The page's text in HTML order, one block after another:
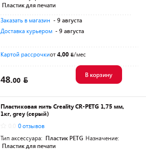
Пластик для печати
Заказать в магазин - 9 августа
Доставка курьером - 9 августа
Картой рассрочкиот4,00 /мес
48.00
В корзину
Пластиковая нить Creality CR-PETG 1,75 мм,
1кг, grey (серый)
0 отзывов
Тип аксессуара: Пластик PETG Назначение:
Пластик для печати